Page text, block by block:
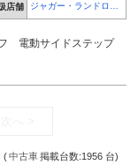
店舗
ジャガー・ランドロー
バー 名古屋中央
電動サイドステップ
(中古車掲載台数:1956 台)